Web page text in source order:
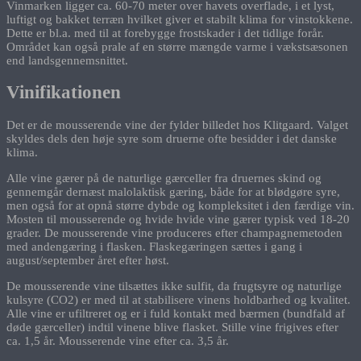
Vinmarken ligger ca. 60-70 meter over havets overflade, i et lyst,
luftigt og bakket terræn hvilket giver et stabilt klima for vinstokkene.
Dette er bl.a. med til at forebygge frostskader i det tidlige forår.
Området kan også prale af en større mængde varme i vækstsæsonen
end landsgennemsnittet.
Vinifikationen
Det er de mousserende vine der fylder billedet hos Klitgaard. Valget
skyldes dels den høje syre som druerne ofte besidder i det danske
klima.
Alle vine gærer på de naturlige gærceller fra druernes skind og
gennemgår dernæst malolaktisk gæring, både for at blødgøre syre,
men også for at opnå større dybde og kompleksitet i den færdige vin.
Mosten til mousserende og hvide hvide vine gærer typisk ved 18-20
grader. De mousserende vine produceres efter champagnemetoden
med andengæring i flasken. Flaskegæringen sættes i gang i
august/september året efter høst.
De mousserende vine tilsættes ikke sulfit, da frugtsyre og naturlige
kulsyre (CO2) er med til at stabilisere vinens holdbarhed og kvalitet.
Alle vine er ufiltreret og er i fuld kontakt med bærmen (bundfald af
døde gærceller) indtil vinene blive flasket. Stille vine frigives efter
ca. 1,5 år. Mousserende vine efter ca. 3,5 år.